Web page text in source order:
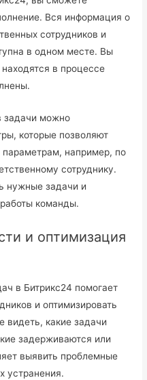
Вся информация о
сотрудников и
в одном месте. Вы
в процессе
задачи можно
которые позволяют
параметрам, например, по
сотруднику.
нужные задачи и
команды.
и оптимизация
в Битрикс24 помогает
и оптимизировать
какие задачи
задерживаются или
выявить проблемные
устранения.